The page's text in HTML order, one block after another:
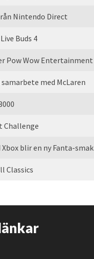
Nintendo Direct
Buds 4
Pow Wow Entertainment
med McLaren
Challenge
Xbox blir en ny Fanta-smak
Classics